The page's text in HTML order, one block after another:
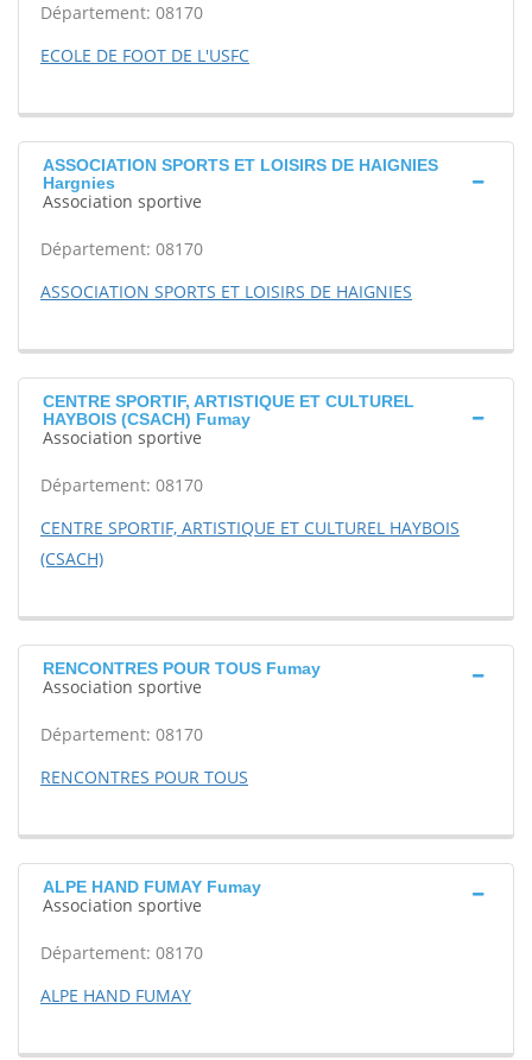
Département: 08170
ECOLE DE FOOT DE L'USFC
ASSOCIATION SPORTS ET LOISIRS DE HAIGNIES
Hargnies
Association sportive
Département: 08170
ASSOCIATION SPORTS ET LOISIRS DE HAIGNIES
CENTRE SPORTIF, ARTISTIQUE ET CULTUREL
HAYBOIS (CSACH) Fumay
Association sportive
Département: 08170
CENTRE SPORTIF, ARTISTIQUE ET CULTUREL HAYBOIS
(CSACH)
RENCONTRES POUR TOUS Fumay
Association sportive
Département: 08170
RENCONTRES POUR TOUS
ALPE HAND FUMAY Fumay
Association sportive
Département: 08170
ALPE HAND FUMAY